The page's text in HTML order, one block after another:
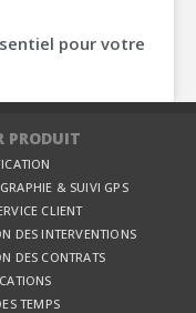
pour votre
PRODUIT
& SUIVI GPS
CLIENT
DES INTERVENTIONS
DES CONTRATS
TEMPS